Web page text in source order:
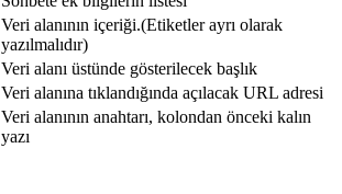
Veri alanının içeriği.(Etiketler ayrı olarak
yazılmalıdır)
Veri alanı üstünde gösterilecek başlık
Veri alanına tıklandığında açılacak URL adresi
Veri alanının anahtarı, kolondan önceki kalın
yazı